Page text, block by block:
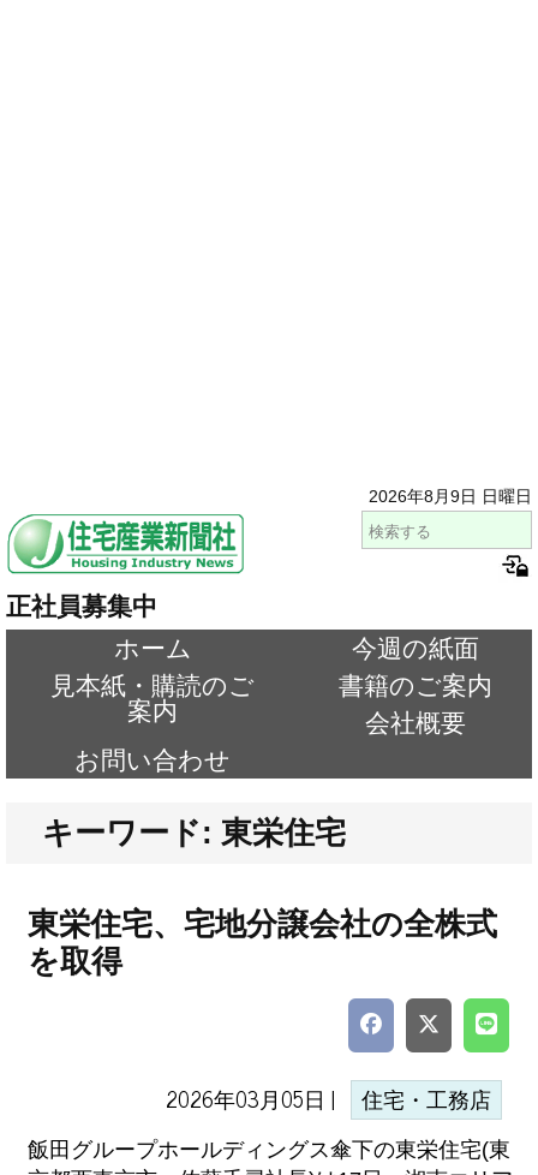
2026年8月9日 日曜日
正社員募集中
ホーム
今週の紙面
見本紙・購読のご
案内
書籍のご案内
会社概要
お問い合わせ
キーワード: 東栄住宅
東栄住宅、宅地分譲会社の全株式
を取得
2026年03月05日 | 住宅・工務店
飯田グループホールディングス傘下の東栄住宅(東